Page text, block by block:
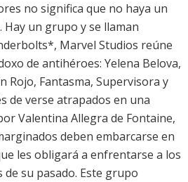
no significa que no haya un
un grupo y se llaman
Marvel Studios reúne
de antihéroes: Yelena Belova,
Rojo, Fantasma, Supervisora y
de verse atrapados en una
Valentina Allegra de Fontaine,
deben embarcarse en
les obligará a enfrentarse a los
de su pasado. Este grupo